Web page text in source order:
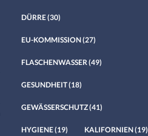
DÜRRE(30)
EU-KOMMISSION(27)
FLASCHENWASSER (49)
GESUNDHEIT(18)
GEWÄSSERSCHUTZ(41)
HYGIENE(19) KALIFORNIEN(19)